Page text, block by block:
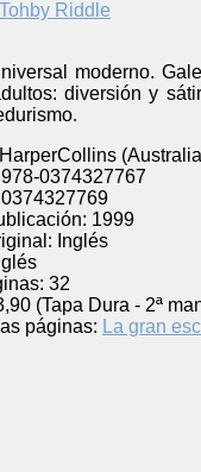
Tohby Riddle
moderno.
diversión y
HarperCollins
978-0374327767
0374327769
1999
Inglés
32
(Tapa Dura - 2ª
páginas: La gran